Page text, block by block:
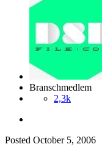
Branschmedlem
2,3k
Posted October 5, 2006